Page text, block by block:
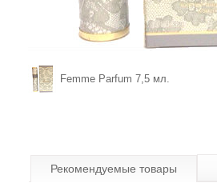
Femme Parfum 7,5 мл.
Рекомендуемые товары